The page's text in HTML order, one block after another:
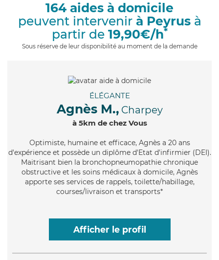
164 aides à domicile
peuvent intervenir à Peyrusà
partir de 19,90€/h*
Sous réserve de leur disponibilité au moment de la demande
ÉLÉGANTE
Agnès M., Charpey
à 5km de chez Vous
Optimiste, humaine et efficace, Agnès a 20 ans
d'expérience et possède un diplôme d'Etat d'infirmier (DEI).
Maitrisant bien la bronchopneumopathie chronique
obstructive et les soins médicaux à domicile, Agnès
apporte ses services de rappels, toilette/habillage,
courses/livraison et transports*
Afficher le profil